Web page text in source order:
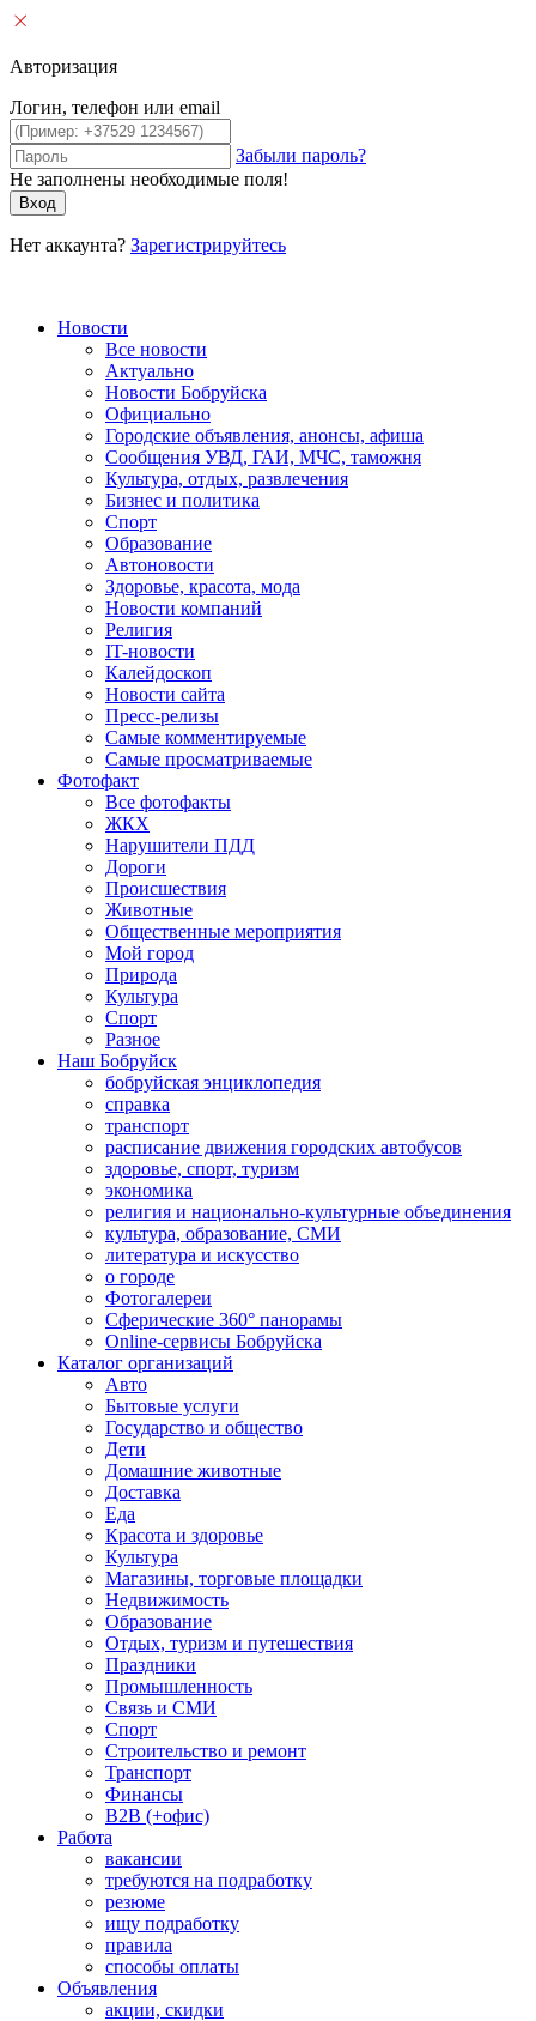
Авторизация
Логин, телефон или email
Забыли пароль?
Не заполнены необходимые поля!
Вход
Нет аккаунта? Зарегистрируйтесь
Новости
Все новости
Актуально
Новости Бобруйска
Официально
Городские объявления, анонсы, афиша
Сообщения УВД, ГАИ, МЧС, таможня
Культура, отдых, развлечения
Бизнес и политика
Спорт
Образование
Автоновости
Здоровье, красота, мода
Новости компаний
Религия
IT-новости
Калейдоскоп
Новости сайта
Пресс-релизы
Самые комментируемые
Самые просматриваемые
Фотофакт
Все фотофакты
ЖКХ
Нарушители ПДД
Дороги
Происшествия
Животные
Общественные мероприятия
Мой город
Природа
Культура
Спорт
Разное
Наш Бобруйск
бобруйская энциклопедия
справка
транспорт
расписание движения городских автобусов
здоровье, спорт, туризм
экономика
религия и национально-культурные объединения
культура, образование, СМИ
литература и искусство
о городе
Фотогалереи
Сферические 360° панорамы
Online-сервисы Бобруйска
Каталог организаций
Авто
Бытовые услуги
Государство и общество
Дети
Домашние животные
Доставка
Еда
Красота и здоровье
Культура
Магазины, торговые площадки
Недвижимость
Образование
Отдых, туризм и путешествия
Праздники
Промышленность
Связь и СМИ
Спорт
Строительство и ремонт
Транспорт
Финансы
B2B (+офис)
Работа
вакансии
требуются на подработку
резюме
ищу подработку
правила
способы оплаты
Объявления
акции, скидки